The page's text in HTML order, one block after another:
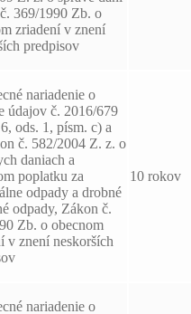
369/1990 Zb. o
zriadení v znení
predpisov
nariadenie o
údajov č. 2016/679
ods. 1, písm. c) a
č. 582/2004 Z. z. o
daniach a
poplatku za
odpady a drobné
odpady, Zákon č.
Zb. o obecnom
v znení neskorších
10 rokov
nariadenie o